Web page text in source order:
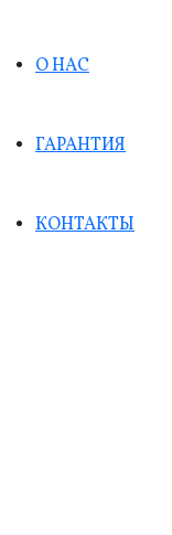
О НАС
ГАРАНТИЯ
КОНТАКТЫ